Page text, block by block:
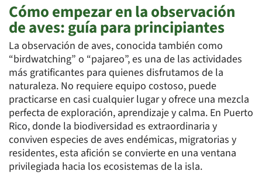
Cómo empezar en la observación
de aves: guía para principiantes
La observación de aves, conocida también como
“birdwatching” o “pajareo”, es una de las actividades
más gratificantes para quienes disfrutamos de la
naturaleza. No requiere equipo costoso, puede
practicarse en casi cualquier lugar y ofrece una mezcla
perfecta de exploración, aprendizaje y calma. En Puerto
Rico, donde la biodiversidad es extraordinaria y
conviven especies de aves endémicas, migratorias y
residentes, esta afición se convierte en una ventana
privilegiada hacia los ecosistemas de la isla.